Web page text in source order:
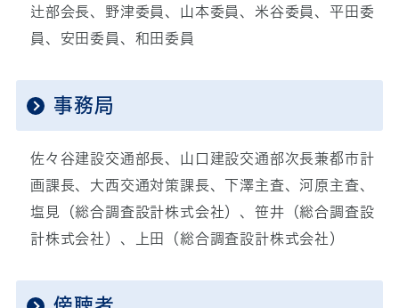
辻部会長、野津委員、山本委員、米谷委員、平田委
員、安田委員、和田委員
事務局
佐々谷建設交通部長、山口建設交通部次長兼都市計
画課長、大西交通対策課長、下澤主査、河原主査、
塩見（総合調査設計株式会社）、笹井（総合調査設
計株式会社）、上田（総合調査設計株式会社）